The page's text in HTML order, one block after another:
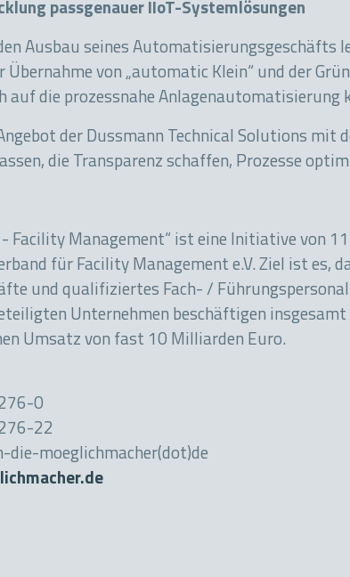
passgenauer IIoT-Systemlösungen
Ausbau seines Automatisierungsgeschäfts
Übernahme von „automatic Klein“ und der
auf die prozessnahe Anlagenautomatisierung
der Dussmann Technical Solutions mit
die Transparenz schaffen, Prozesse
- Facility Management“ ist eine Initiative von
für Facility Management e.V. Ziel ist es,
und qualifiziertes Fach- /
Unternehmen beschäftigen
Umsatz von fast 10 Milliarden Euro.
0
22
die-moeglichmacher(dot)de